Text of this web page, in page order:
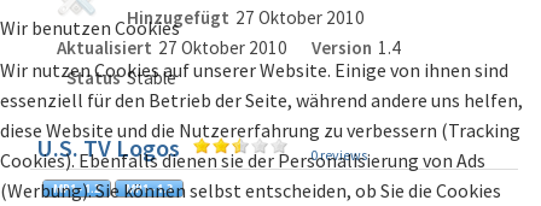
Hinzugefügt 27 Oktober 2010
Aktualisiert 27 Oktober 2010 Version 1.4
Status Stable
U.S. TV Logos 0 reviews
Wir benutzen Cookies
Wir nutzen Cookies auf unserer Website. Einige von ihnen sind
essenziell für den Betrieb der Seite, während andere uns helfen,
diese Website und die Nutzererfahrung zu verbessern (Tracking
Cookies). Ebenfalls dienen sie der Personalisierung von Ads
(Werbung). Sie können selbst entscheiden, ob Sie die Cookies